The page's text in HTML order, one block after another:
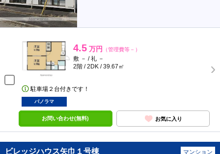
4.5 万円 （管理費等－）
敷 － / 礼 －
2階 / 2DK / 39.67㎡
駐車場２台付きです！
パノラマ
お問い合わせ(無料) お気に入り
ビレッジハウス矢巾１号棟 マンション